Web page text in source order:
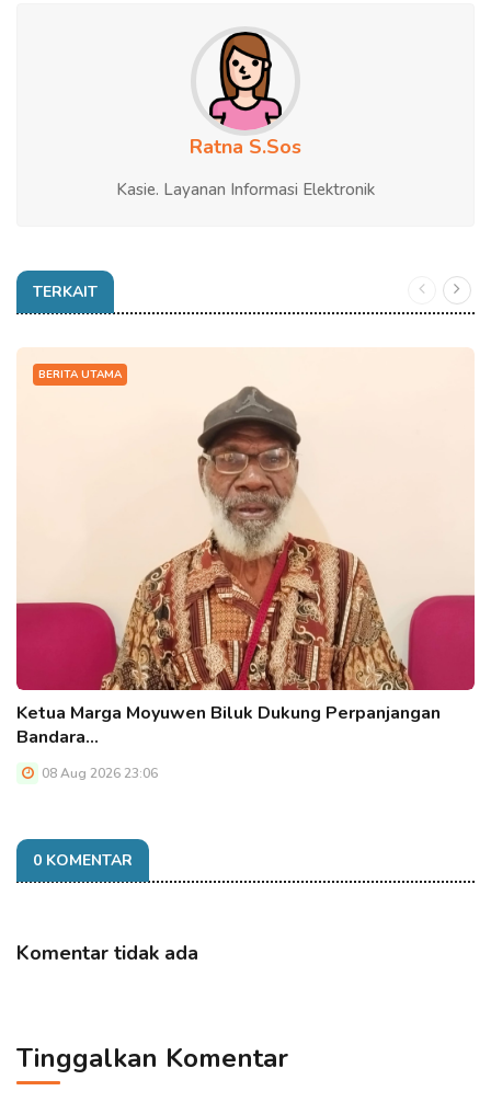
Ratna S.Sos
Kasie. Layanan Informasi Elektronik
TERKAIT
BERITA UTAMA
Ketua Marga Moyuwen Biluk Dukung Perpanjangan
Bandara…
08 Aug 2026 23:06
0 KOMENTAR
Komentar tidak ada
Tinggalkan Komentar